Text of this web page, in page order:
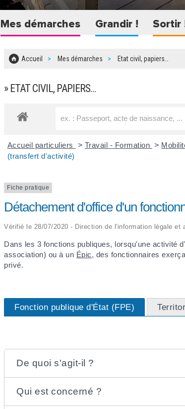
Mes démarches Grandir ! Sortir
Accueil Mes démarches Etat civil, papiers…
» ETAT CIVIL, PAPIERS…
Accueil particuliers > Travail - Formation >
(transfert d'activité)
Fiche pratique
Détachement d'office d'un
Vérifié le 28/07/2020 - Direction de l'information légale et
Dans les 3 fonctions publiques, lorsqu'une activité
association) ou à un Épic, des fonctionnaires
privé.
Fonction publique d'État (FPE)
De quoi s'agit-il ?
Qui est concerné ?